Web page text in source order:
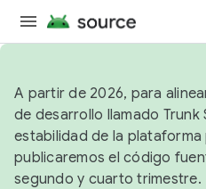
A partir de 2026, para
de desarrollo llamado Trunk
estabilidad de la plataforma
publicaremos el código
segundo y cuarto trimestre.